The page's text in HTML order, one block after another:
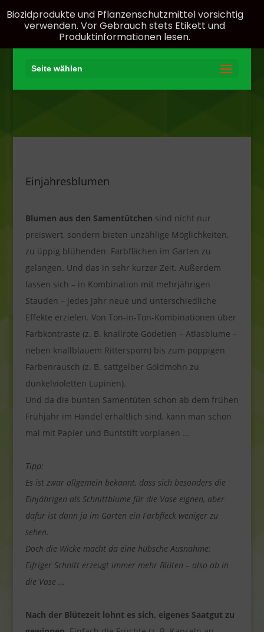
Seite wählen
Einjahresblumen
Blumen aus den Samentütchen sind nicht nur
preiswert, sondern bieten unzählige Möglichkeiten,
zu üppig blühenden Farbflächen im Garten zu
gelangen. Und das in sehr kurzer Zeit. Außerdem
lassen sich – in Kombination mit mehrjährigen
Stauden – jedes Jahr neue und unterschiedliche
Effekte erzielen. Von Ton-in-Ton-Kombinationen über
Farbkontraste (z. B. knallrote Godetien – Atlasblume –
neben knallblauem Rittersporn) bis zum poppigen
Farbenrausch (z. B. sattgelber Goldmohn zu
dunkelvioletten Lupinen).
Und da die bunten Samentüten schon ab dem frühen
Frühjahr im Handel erhältlich sind, kann man schon
mal mit Papier und Buntstift vorplanen …
Tipp:
Es ist zwar allgemein bekannt, dass sich besonders die
Einjährigen als Schnittblume für die Vase eignen, aber
dafür ist dann ja im Garten ein Farbfleck weniger zu
sehen.
Doch die Wicke macht da eine hübsche Ausnahme:
Eifriger Schnitt erzeugt immer mehr Blüten – also ab in
die Vase …
Nach der Blütezeit lohnt es sich, eigenes Saatgut zu
Biozidprodukte und Pflanzenschutzmittel vorsichtig
verwenden. Vor Gebrauch stets Etikett und
Produktinformationen lesen.